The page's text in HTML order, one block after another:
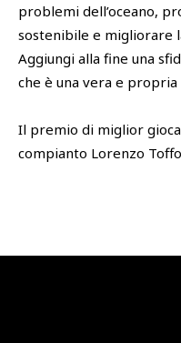
problemi dell’oceano,
sostenibile e migliorare
Aggiungi alla fine una
che è una vera e propria
Il premio di miglior
compianto Lorenzo